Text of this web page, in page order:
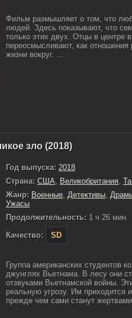
Фильм размышляет о том, что
людей. Здесь показывают, что
только этих двух. Отцы в центре
переосмысливают, как
жизни вокруг. ...
зло (2018)
Год выпуска: 2018
Страна: США, Великобритания,
Жанр: Военные, Детективы,
Ужасы
Продолжительность: 1 ч 26 мин
Качество:
SD
Группа американских студентов
джунглях Вьетнама. В лесу они
отзвуками Вьетнамской войны.
реальную угрозу. Им приходится
прежде чем сами станут